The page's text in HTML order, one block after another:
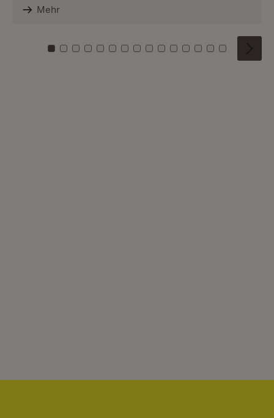
Mehr
Zu Kachel: 0
Zu Kachel: 1
Zu Kachel: 2
Zu Kachel: 3
Zu Kachel: 4
Zu Kachel: 5
Zu Kachel: 6
Zu Kachel: 7
Zu Kachel: 8
Zu Kachel: 9
Zu Kachel: 10
Zu Kachel: 11
Zu Kachel: 12
Zu Kachel:
Zu